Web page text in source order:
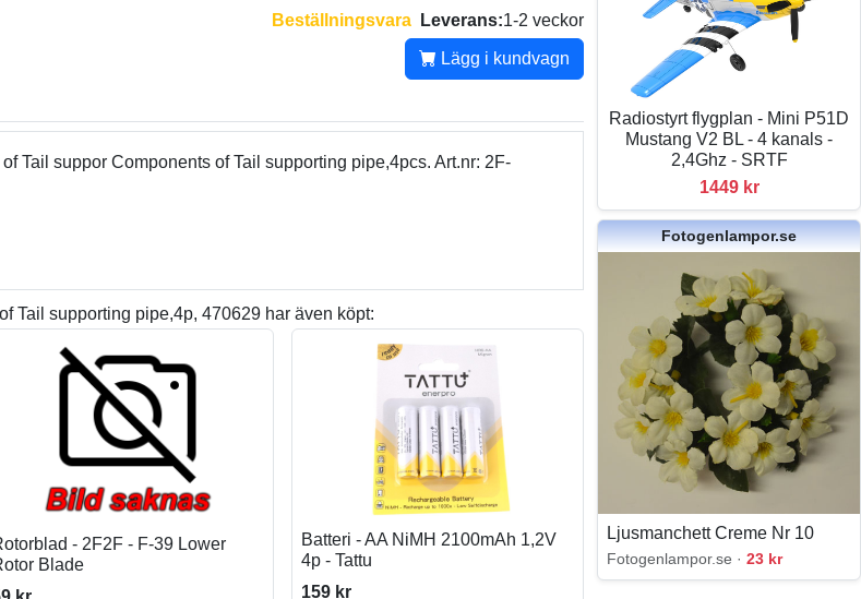
Beställningsvara Leverans:1-2 veckor
Lägg i kundvagn
Tail suppor Components of Tail supporting pipe,4pcs. Art.nr: 2F-
Tail supporting pipe,4p, 470629 har även köpt:
- 2F2F - F-39 Lower
Blade
Batteri - AA NiMH 2100mAh 1,2V
4p - Tattu
159 kr
Radiostyrt flygplan - Mini P51D
Mustang V2 BL - 4 kanals -
2,4Ghz - SRTF
1449 kr
Fotogenlampor.se
Ljusmanchett Creme Nr 10
Fotogenlampor.se ·23 kr